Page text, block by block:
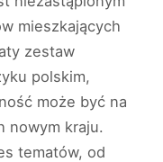
mieszkających
zestaw
polskim,
może być na
nowym kraju.
tematów, od